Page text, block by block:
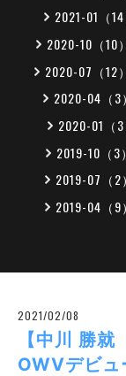
2021-01（14
2020-10（10）
2020-07（12）
2020-04（3）
2020-01（3
2019-10（3）
2019-07（2）
2019-04（9）
2021/02/08
【中川 勝
OWVデビュ